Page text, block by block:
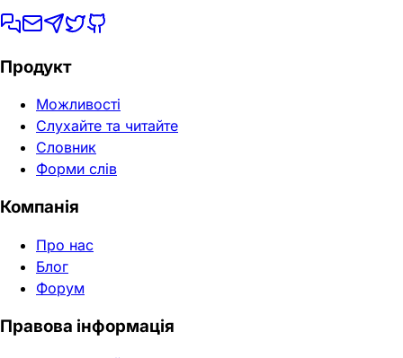
Продукт
Можливості
Слухайте та читайте
Словник
Форми слів
Компанія
Про нас
Блог
Форум
Правова інформація